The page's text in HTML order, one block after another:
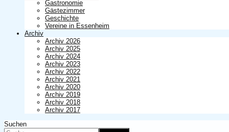
Gastronomie
Gästezimmer
Geschichte
Vereine in Essenheim
Archiv
Archiv 2026
Archiv 2025
Archiv 2024
Archiv 2023
Archiv 2022
Archiv 2021
Archiv 2020
Archiv 2019
Archiv 2018
Archiv 2017
Suchen